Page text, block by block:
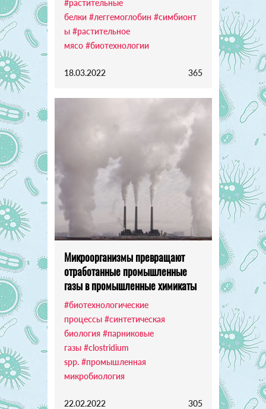
#растительные
белки #леггемоглобин #симбионт
ы #растительное
мясо #биотехнологии
18.03.2022 365
Микроорганизмы превращают
отработанные промышленные
газы в промышленные химикаты
#биотехнологические
процессы #синтетическая
биология #парниковые
газы #clostridium
spp. #промышленная
микробиология
22.02.2022 305